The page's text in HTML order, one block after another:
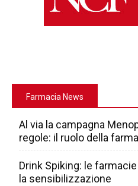
Farmacia News
Al via la campagna
regole: il ruolo della
Drink Spiking: le
la sensibilizzazione